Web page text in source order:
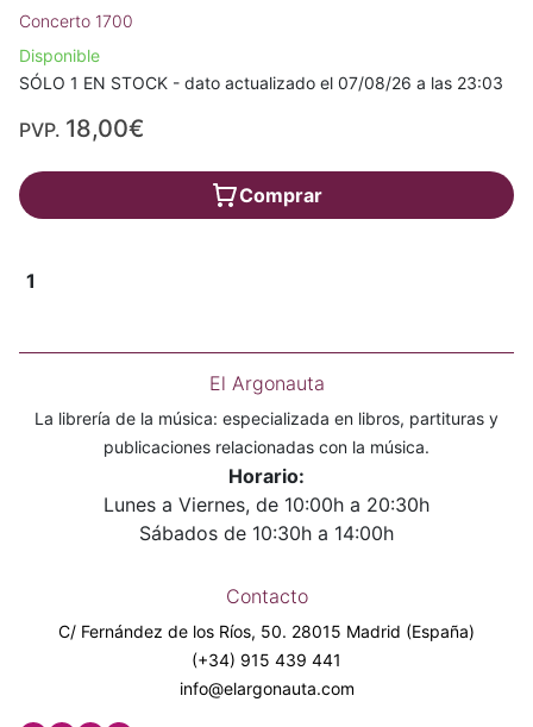
Concerto 1700
Disponible
SÓLO 1 EN STOCK - dato actualizado el 07/08/26 a las 23:03
PVP. 18,00€
Comprar
1
El Argonauta
La librería de la música: especializada en libros, partituras y
publicaciones relacionadas con la música.
Horario:
Lunes a Viernes, de 10:00h a 20:30h
Sábados de 10:30h a 14:00h
Contacto
C/ Fernández de los Ríos, 50. 28015 Madrid (España)
(+34) 915 439 441
info@elargonauta.com